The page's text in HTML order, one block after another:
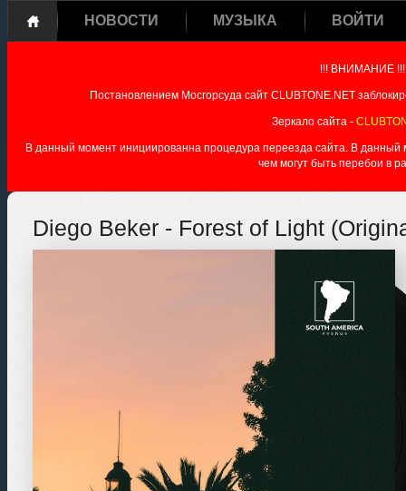
НОВОСТИ МУЗЫКА ВОЙТИ
!!! ВНИМАНИЕ !!!
Постановлением Мосгорсуда сайт CLUBTONE.NET
Зеркало сайта -
В данный момент инициированна процедура переезда сайта. В данный
чем могут быть перебои в
Diego Beker - Forest of Light